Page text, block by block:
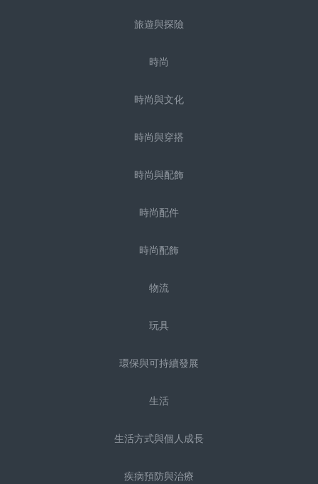
旅遊與探險
時尚
時尚與文化
時尚與穿搭
時尚與配飾
時尚配件
時尚配飾
物流
玩具
環保與可持續發展
生活
生活方式與個人成長
疾病預防與治療